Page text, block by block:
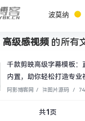
波莫纳
高级感视频的所有
千款剪映高级字幕模板：
内置，助你轻松打造专业
阿影博客网 / 🎏图片源码 /
共1 页